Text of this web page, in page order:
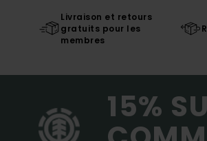
Livraison et retours
gratuits pour les
membres
15%